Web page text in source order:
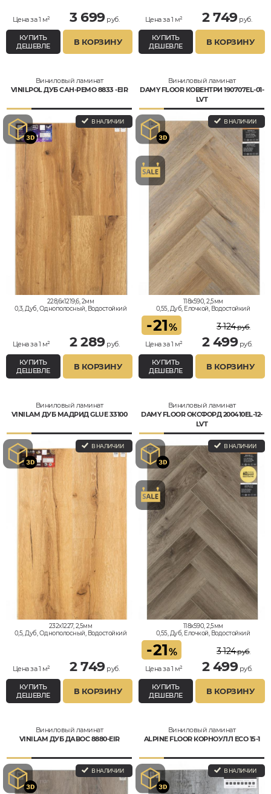
Цена за 1 м² 3 699руб.
КУПИТЬ
ДЕШЕВЛЕ
В КОРЗИНУ
Цена за 1 м² 2 749руб.
КУПИТЬ
ДЕШЕВЛЕ
В КОРЗИНУ
Виниловый ламинат
VINILPOL ДУБ САН-РЕМО 8833 -EIR
В НАЛИЧИИ
228,6x1219,6, 2мм
0,3, Дуб, Однополосный, Водостойкий
Цена за 1 м² 2 289руб.
КУПИТЬ
ДЕШЕВЛЕ
В КОРЗИНУ
Виниловый ламинат
DAMY FLOOR КОВЕНТРИ 190707EL-01-
LVT
В НАЛИЧИИ
118x590, 2,5мм
0,55, Дуб, Елочкой, Водостойкий
-21%
Цена за 1 м²
3 124руб.
2 499руб.
КУПИТЬ
ДЕШЕВЛЕ
В КОРЗИНУ
Виниловый ламинат
VINILAM ДУБ МАДРИД GLUE 33100
В НАЛИЧИИ
232x1227, 2,5мм
0,5, Дуб, Однополосный, Водостойкий
Цена за 1 м² 2 749руб.
КУПИТЬ
ДЕШЕВЛЕ
В КОРЗИНУ
Виниловый ламинат
DAMY FLOOR ОКСФОРД 200410EL-12-
LVT
В НАЛИЧИИ
118x590, 2,5мм
0,55, Дуб, Елочкой, Водостойкий
-21%
Цена за 1 м²
3 124руб.
2 499руб.
КУПИТЬ
ДЕШЕВЛЕ
В КОРЗИНУ
Виниловый ламинат
VINILAM ДУБ ДАВОС 8880-EIR
В НАЛИЧИИ
Виниловый ламинат
ALPINE FLOOR КОРНОУЛЛ ЕСО 15-1
В НАЛИЧИИ